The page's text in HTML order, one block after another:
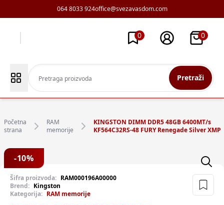
064 8033 924office@svezavasdom.com
0 0
Pretraži
Početna
strana
RAM
memorije
KINGSTON DIMM DDR5 48GB 6400MT/s
KF564C32RS-48 FURY Renegade Silver XMP
-10%
Šifra proizvoda: RAM000196A00000
Brend: Kingston
Kategorija: RAM memorije